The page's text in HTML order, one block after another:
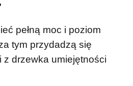
pełną moc i poziom
tym przydadzą się
z drzewka umiejętności